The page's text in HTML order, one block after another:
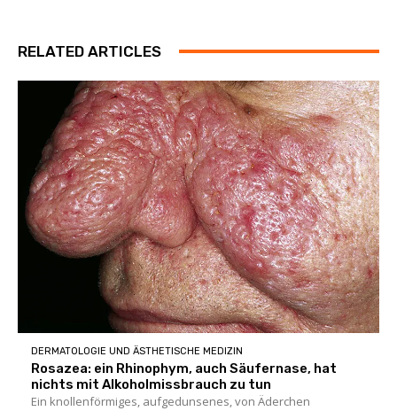
RELATED ARTICLES
DERMATOLOGIE UND ÄSTHETISCHE MEDIZIN
Rosazea: ein Rhinophym, auch Säufernase, hat
nichts mit Alkoholmissbrauch zu tun
Ein knollenförmiges, aufgedunsenes, von Äderchen